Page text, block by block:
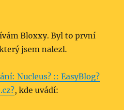
Bloxxy. Byl to první
jsem nalezl.
Nucleus? :: EasyBlog?
, kde uvádí: